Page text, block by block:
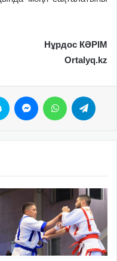
Нұрдос КӘРІМ
Ortalyq.kz